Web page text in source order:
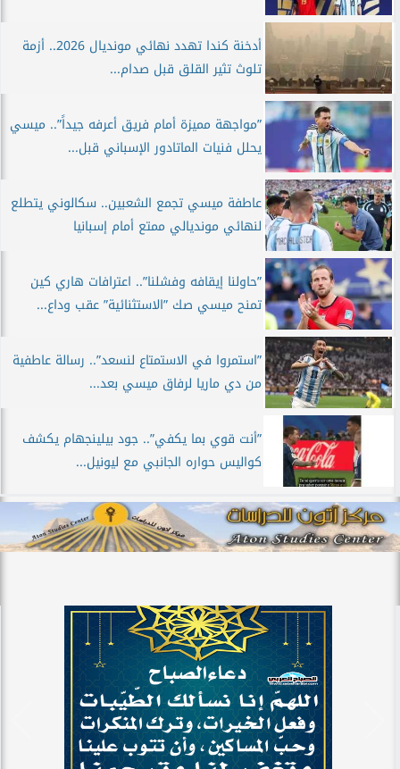
أدخنة كندا تهدد نهائي مونديال 2026.. أزمة
تلوث تثير القلق قبل صدام...
”مواجهة مميزة أمام فريق أعرفه جيداً”.. ميسي
يحلل فنيات الماتادور الإسباني قبل...
عاطفة ميسي تجمع الشعبين.. سكالوني يتطلع
لنهائي مونديالي ممتع أمام إسبانيا
”حاولنا إيقافه وفشلنا”.. اعترافات هاري كين
تمنح ميسي صك ”الاستثنائية” عقب وداع...
”استمروا في الاستمتاع لنسعد”.. رسالة عاطفية
من دي ماريا لرفاق ميسي بعد...
”أنت قوي بما يكفي”.. جود بيلينجهام يكشف
كواليس حواره الجانبي مع ليونيل...